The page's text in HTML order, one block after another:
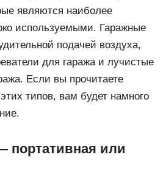
являются наиболее
используемыми. Гаражные
подачей воздуха,
для гаража и лучистые
Если вы прочитаете
типов, вам будет намного
портативная или